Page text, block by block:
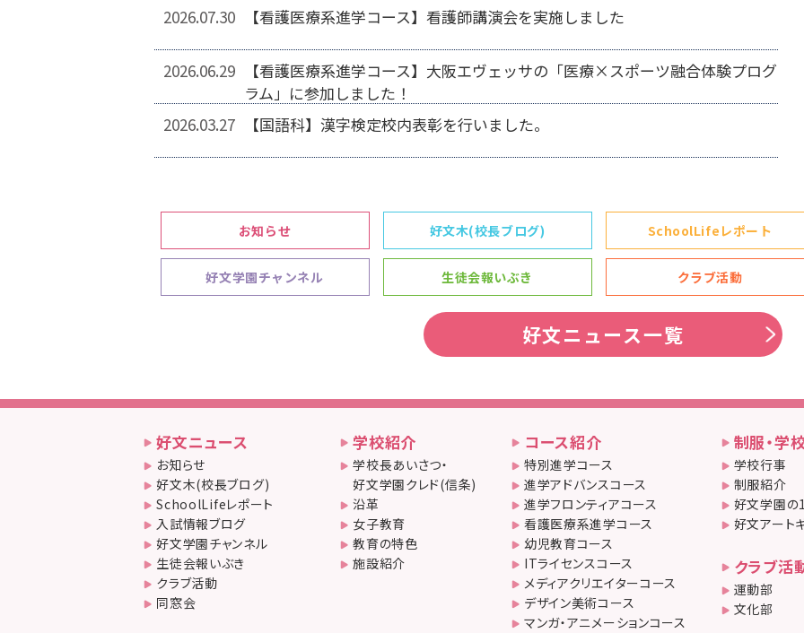
2026.07.30 【看護医療系進学コース】看護師講演会を実施しました
2026.06.29
【看護医療系進学コース】大阪エヴェッサの「医療×スポーツ融合体験プログ
ラム」に参加しました！
2026.03.27
【国語科】漢字検定校内表彰を行いました。
お知らせ 好文木(校長ブログ) SchoolLifeレポート
好文学園チャンネル 生徒会報いぶき クラブ活動
好文ニュース一覧
好文ニュース
お知らせ
好文木(校長ブログ)
SchoolLifeレポート
入試情報ブログ
好文学園チャンネル
生徒会報いぶき
クラブ活動
同窓会
学校紹介
学校長あいさつ・
好文学園クレド(信条)
沿革
女子教育
教育の特色
施設紹介
コース紹介
特別進学コース
進学アドバンスコース
進学フロンティアコース
看護医療系進学コース
幼児教育コース
ITライセンスコース
メディアクリエイターコース
デザイン美術コース
マンガ・アニメーションコース
制服・学
学校行事
制服紹介
好文学園の
好文アート
クラブ活
運動部
文化部